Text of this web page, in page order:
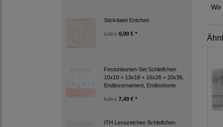
Stickdatei Entchen
3,50 € 0,00 € *
Festonborten-Set Schleifchen
10x10 + 13x18 + 16x26 + 20x36,
Endlosornament, Endlosborte
9,99 € 7,49 € *
ITH Lesezeichen Schleifchen